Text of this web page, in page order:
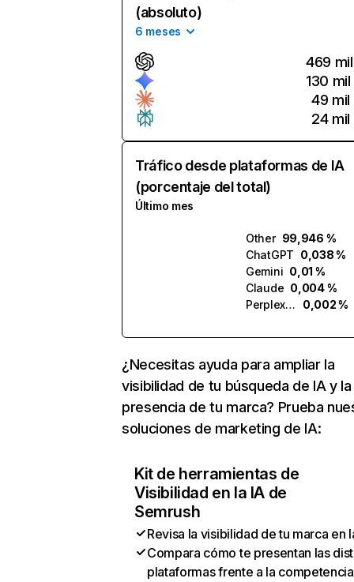
(absoluto)
6 meses
469 mil
130 mil
49 mil
24 mil
Tráfico desde plataformas de IA
(porcentaje del total)
Último mes
Other 99,946 %
ChatGPT 0,038 %
Gemini 0,01 %
Claude 0,004 %
Perplexity
0,002 %
¿Necesitas ayuda para ampliar la
visibilidad de tu búsqueda de IA y la
presencia de tu marca? Prueba
soluciones de marketing de IA:
Kit de herramientas de
Visibilidad en la IA de
Semrush
Revisa la visibilidad de tu marca en
Compara cómo te presentan las
plataformas frente a la competencia